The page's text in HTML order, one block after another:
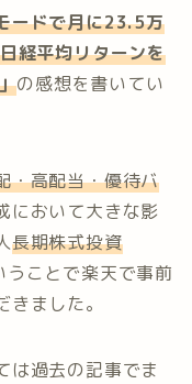
ードで月に23.5万
経平均リターンを
の感想を書いてい
・高配当・優待バ
において大きな影
長期株式投資
うことで楽天で事前
ました。
は過去の記事でま